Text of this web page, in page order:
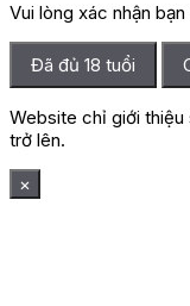
Vui lòng xác nhận bạn
Đã đủ 18 tuổi
Website chỉ giới thiệu
trở lên.
×